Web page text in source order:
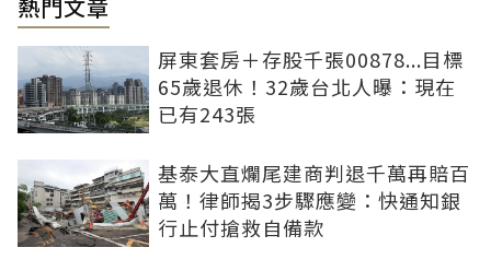
熱門文章
屏東套房＋存股千張00878...目標
65歲退休！32歲台北人曝：現在
已有243張
基泰大直爛尾建商判退千萬再賠百
萬！律師揭3步驟應變：快通知銀
行止付搶救自備款